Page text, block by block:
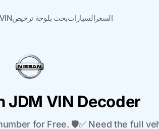
فك تشفير VINبحث بلوحة ترخيصالسيارات السعر
JDM VIN Decoder
for Free. 🛡️✅ Need the full